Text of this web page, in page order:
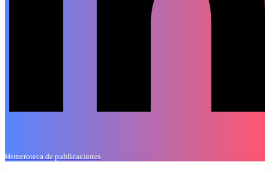
Hemeroteca de publicaciones